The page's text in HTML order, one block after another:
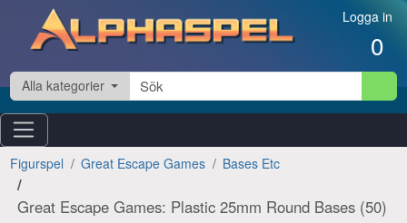
Hoppa till innehåll Logga in
0
Alla kategorier
Figurspel Great Escape Games Bases Etc
Great Escape Games: Plastic 25mm Round Bases (50)